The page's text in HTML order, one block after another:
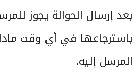
بعد إرسال الحوالة يجوز
باسترجاعها في أي وقت
المرسل إليه.